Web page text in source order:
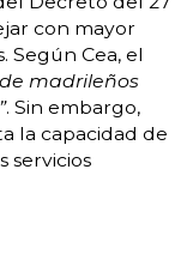
con mayor
Según Cea, el
madrileños
. Sin embargo,
la capacidad de
servicios